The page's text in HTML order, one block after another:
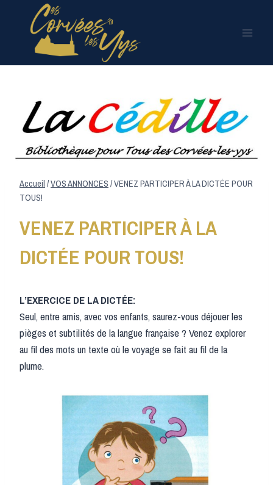
Accueil /VOS ANNONCES /VENEZ PARTICIPER À LA DICTÉE POUR
TOUS!
VENEZ PARTICIPER À LA
DICTÉE POUR TOUS!
L’EXERCICE DE LA DICTÉE:
Seul, entre amis, avec vos enfants, saurez-vous déjouer les
pièges et subtilités de la langue française ? Venez explorer
au fil des mots un texte où le voyage se fait au fil de la
plume.